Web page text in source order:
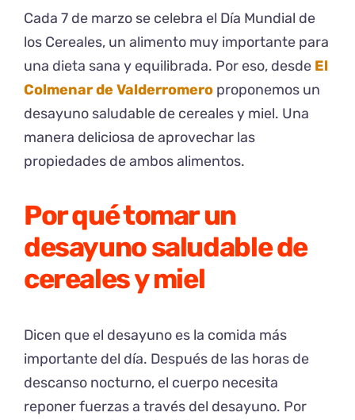
Cada 7 de marzo se celebra el Día Mundial de
los Cereales, un alimento muy importante para
una dieta sana y equilibrada. Por eso, desde El
Colmenar de Valderromero proponemos un
desayuno saludable de cereales y miel. Una
manera deliciosa de aprovechar las
propiedades de ambos alimentos.
Por qué tomar un
desayuno saludable de
cereales y miel
Dicen que el desayuno es la comida más
importante del día. Después de las horas de
descanso nocturno, el cuerpo necesita
reponer fuerzas a través del desayuno. Por